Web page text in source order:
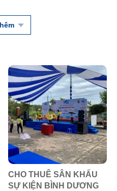
CHO THUÊ SÂN KHẤU
SỰ KIỆN BÌNH DƯƠNG